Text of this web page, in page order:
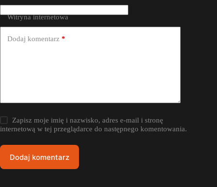
Witryna internetowa
Dodaj komentarz *
Zapisz moje imię i nazwisko, adres e-mail i stronę
internetową w tej przeglądarce do następnego komentowania.
Dodaj komentarz